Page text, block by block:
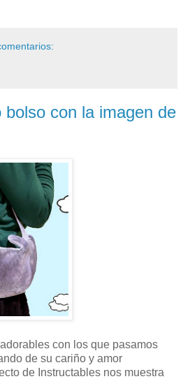
bolso con la imagen de
con los que pasamos
de su cariño y amor
de Instructables nos muestra